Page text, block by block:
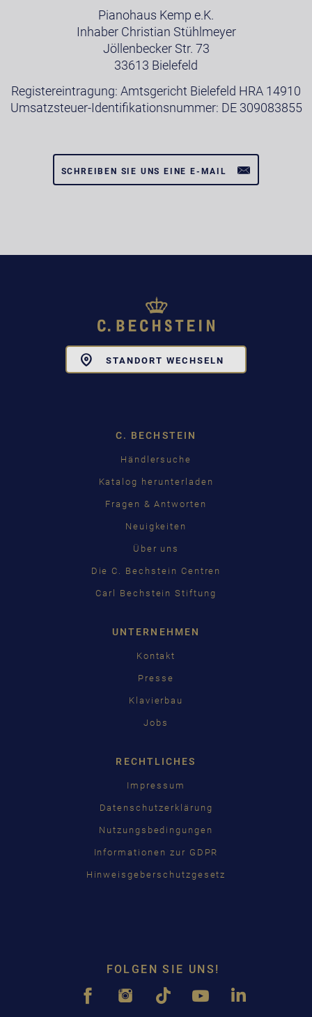
Pianohaus Kemp e.K.
Inhaber Christian Stühlmeyer
Jöllenbecker Str. 73
33613 Bielefeld
Registereintragung: Amtsgericht Bielefeld HRA 14910
Umsatzsteuer-Identifikationsnummer: DE 309083855
SCHREIBEN SIE UNS EINE E-MAIL
STANDORT WECHSELN
C. BECHSTEIN
Händlersuche
Katalog herunterladen
Fragen & Antworten
Neuigkeiten
Über uns
Die C. Bechstein Centren
Carl Bechstein Stiftung
UNTERNEHMEN
Kontakt
Presse
Klavierbau
Jobs
RECHTLICHES
Impressum
Datenschutzerklärung
Nutzungsbedingungen
Informationen zur GDPR
Hinweisgeberschutzgesetz
FOLGEN SIE UNS!